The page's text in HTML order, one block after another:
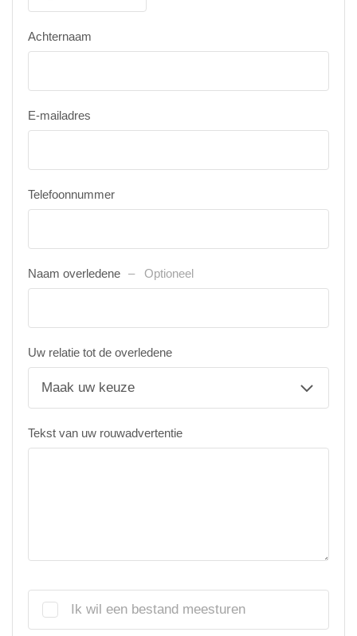
Achternaam
E-mailadres
Telefoonnummer
Naam overledene Optioneel
Uw relatie tot de overledene
Tekst van uw rouwadvertentie
Ik wil een bestand meesturen